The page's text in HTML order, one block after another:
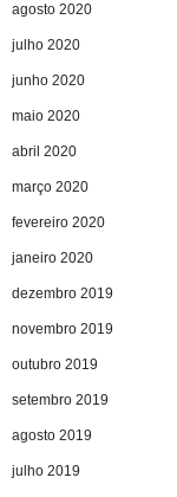
agosto 2020
julho 2020
junho 2020
maio 2020
abril 2020
março 2020
fevereiro 2020
janeiro 2020
dezembro 2019
novembro 2019
outubro 2019
setembro 2019
agosto 2019
julho 2019